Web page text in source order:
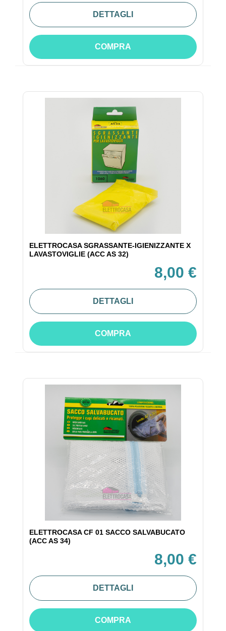
DETTAGLI
COMPRA
ELETTROCASA SGRASSANTE-IGIENIZZANTE X
LAVASTOVIGLIE (ACC AS 32)
8,00 €
DETTAGLI
COMPRA
ELETTROCASA CF 01 SACCO SALVABUCATO
(ACC AS 34)
8,00 €
DETTAGLI
COMPRA